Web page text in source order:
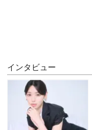
インタビュー